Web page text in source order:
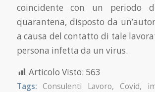
coincidente con un periodo
quarantena, disposto da
a causa del contatto di tale
persona infetta da un virus.
Articolo Visto: 563
Tags: Consulenti Lavoro, Covid,